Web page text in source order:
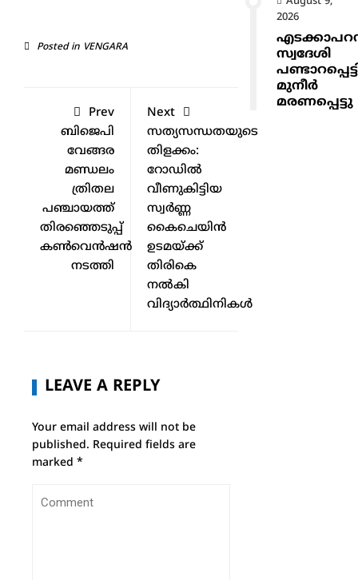
Posted in VENGARA
Prev
ബിജെപി
വേങ്ങര
മണ്ഡലം
ത്രിതല
പഞ്ചായത്ത്
തിരഞ്ഞെടുപ്പ്
കൺവെൻഷൻ
നടത്തി
Next
സത്യസന്ധതയുടെ
തിളക്കം:
റോഡിൽ
വീണുകിട്ടിയ
സ്വർണ്ണ
കൈചെയിൻ
ഉടമയ്ക്ക്
തിരികെ
നൽകി
വിദ്യാർത്ഥിനികൾ
LEAVE A REPLY
Your email address will not be
published. Required fields are
marked *
2026
സ്വദേശി
മുനീർ
മരണപ്പെട്ടു